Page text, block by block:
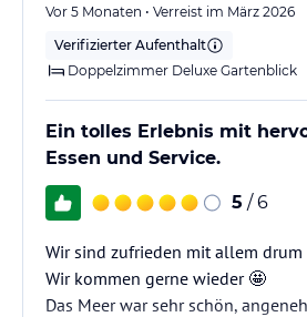
Vor 5 Monaten • Verreist im März 2026
Verifizierter Aufenthalt
Doppelzimmer Deluxe Gartenblick
Ein tolles Erlebnis mit
Essen und Service.
5 / 6
Wir sind zufrieden mit allem
Wir kommen gerne wieder 🤩
Das Meer war sehr schön,